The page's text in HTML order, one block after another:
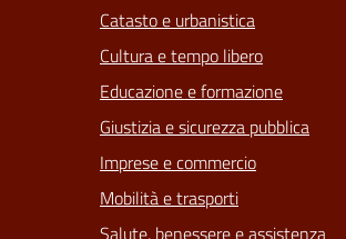
Catasto e urbanistica
Cultura e tempo libero
Educazione e formazione
Giustizia e sicurezza pubblica
Imprese e commercio
Mobilità e trasporti